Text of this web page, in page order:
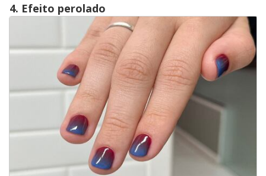
4. Efeito perolado